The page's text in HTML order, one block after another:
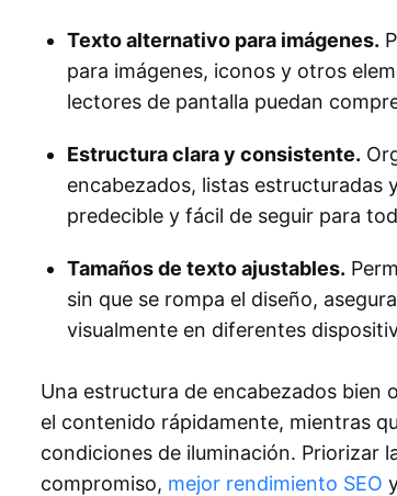
Texto alternativo para imágenes.
para imágenes, iconos y otros
lectores de pantalla puedan
Estructura clara y consistente.
encabezados, listas estructuradas
predecible y fácil de seguir para
Tamaños de texto ajustables.
sin que se rompa el diseño,
visualmente en diferentes
Una estructura de encabezados bien
el contenido rápidamente, mientras
condiciones de iluminación. Priorizar
compromiso, mejor rendimiento SEO